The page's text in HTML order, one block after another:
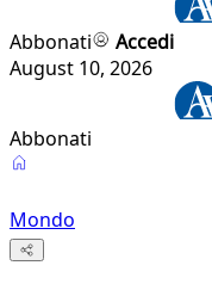
Abbonati
Accedi
August 10, 2026
Abbonati
Mondo